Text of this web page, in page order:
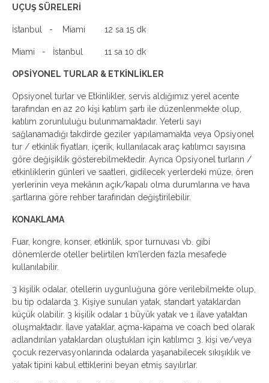
UÇUŞ SÜRELERİ
İstanbul - Miami 12 sa 15 dk
Miami - İstanbul 11 sa 10 dk
OPSİYONEL TURLAR & ETKİNLİKLER
Opsiyonel turlar ve Etkinlikler, servis aldığımız yerel acente
tarafından en az 20 kişi katılım şartı ile düzenlenmekte olup,
katılım zorunluluğu bulunmamaktadır. Yeterli sayı
sağlanamadığı takdirde geziler yapılamamakta veya Opsiyonel
tur / etkinlik fiyatları, içerik, kullanılacak araç katılımcı sayısına
göre değişiklik gösterebilmektedir. Ayrıca Opsiyonel turların /
etkinliklerin günleri ve saatleri, gidilecek yerlerdeki müze, ören
yerlerinin veya mekânın açık/kapalı olma durumlarına ve hava
şartlarına göre rehber tarafından değiştirilebilir.
KONAKLAMA
Fuar, kongre, konser, etkinlik, spor turnuvası vb. gibi
dönemlerde oteller belirtilen km’lerden fazla mesafede
kullanılabilir.
3 kişilik odalar, otellerin uygunluğuna göre verilebilmekte olup,
bu tip odalarda 3. Kişiye sunulan yatak, standart yataklardan
küçük olabilir. 3 kişilik odalar 1 büyük yatak ve 1 ilave yataktan
oluşmaktadır. İlave yataklar, açma-kapama ve coach bed olarak
adlandırılan yataklardan oluştukları için katılımcı 3. kişi ve/veya
çocuk rezervasyonlarında odalarda yaşanabilecek sıkışıklık ve
yatak tipini kabul ettiklerini beyan etmiş sayılırlar.